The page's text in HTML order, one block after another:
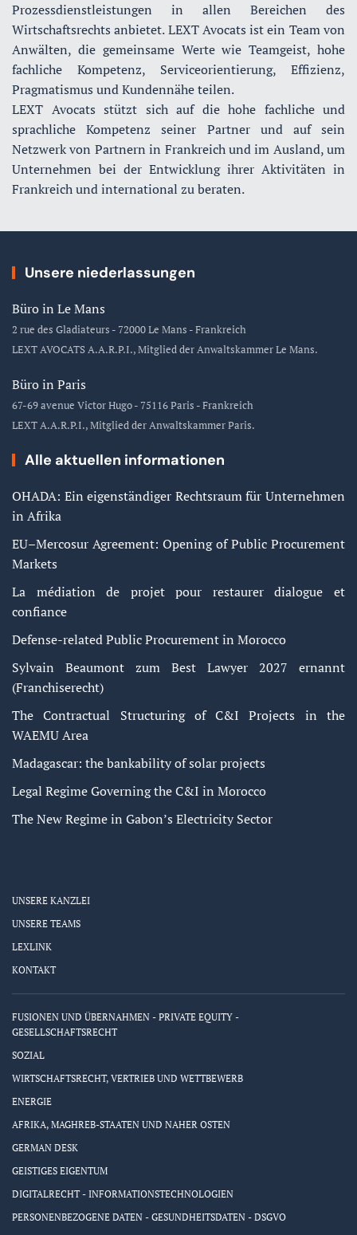
Prozessdienstleistungen in allen Bereichen des
Wirtschaftsrechts anbietet. LEXT Avocats ist ein Team von
Anwälten, die gemeinsame Werte wie Teamgeist, hohe
fachliche Kompetenz, Serviceorientierung, Effizienz,
Pragmatismus und Kundennähe teilen.
LEXT Avocats stützt sich auf die hohe fachliche und
sprachliche Kompetenz seiner Partner und auf sein
Netzwerk von Partnern in Frankreich und im Ausland, um
Unternehmen bei der Entwicklung ihrer Aktivitäten in
Frankreich und international zu beraten.
Unsere niederlassungen
Büro in Le Mans
2 rue des Gladiateurs - 72000 Le Mans - Frankreich
LEXT AVOCATS A.A.R.P.I., Mitglied der Anwaltskammer Le Mans.
Büro in Paris
67-69 avenue Victor Hugo - 75116 Paris - Frankreich
LEXT A.A.R.P.I., Mitglied der Anwaltskammer Paris.
Alle aktuellen informationen
OHADA: Ein eigenständiger Rechtsraum für Unternehmen
in Afrika
EU–Mercosur Agreement: Opening of Public Procurement
Markets
La médiation de projet pour restaurer dialogue et
confiance
Defense-related Public Procurement in Morocco
Sylvain Beaumont zum Best Lawyer 2027 ernannt
(Franchiserecht)
The Contractual Structuring of C&I Projects in the
WAEMU Area
Madagascar: the bankability of solar projects
Legal Regime Governing the C&I in Morocco
The New Regime in Gabon’s Electricity Sector
UNSERE KANZLEI
UNSERE TEAMS
LEXLINK
KONTAKT
FUSIONEN UND ÜBERNAHMEN - PRIVATE EQUITY -
GESELLSCHAFTSRECHT
SOZIAL
WIRTSCHAFTSRECHT, VERTRIEB UND WETTBEWERB
ENERGIE
AFRIKA, MAGHREB-STAATEN UND NAHER OSTEN
GERMAN DESK
GEISTIGES EIGENTUM
DIGITALRECHT - INFORMATIONSTECHNOLOGIEN
PERSONENBEZOGENE DATEN - GESUNDHEITSDATEN - DSGVO